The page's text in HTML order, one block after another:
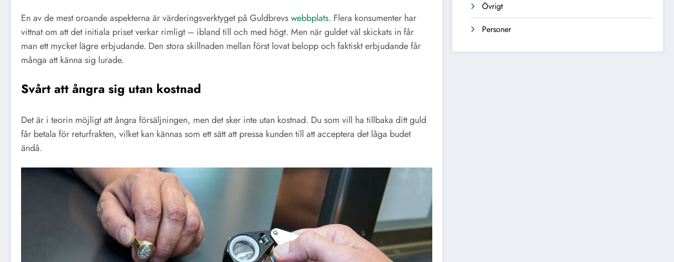
En av de mest oroande aspekterna är värderingsverktyget på Guldbrevswebbplats. Flera konsumenter har
vittnat om att det initiala priset verkar rimligt – ibland till och med högt. Men när guldet väl skickats in får
man ett mycket lägre erbjudande. Den stora skillnaden mellan först lovat belopp och faktiskt erbjudande får
många att känna sig lurade.
Svårt att ångra sig utan kostnad
Det är i teorin möjligt att ångra försäljningen, men det sker inte utan kostnad. Du som vill ha tillbaka ditt guld
får betala för returfrakten, vilket kan kännas som ett sätt att pressa kunden till att acceptera det låga budet
ändå.
Övrigt
Personer